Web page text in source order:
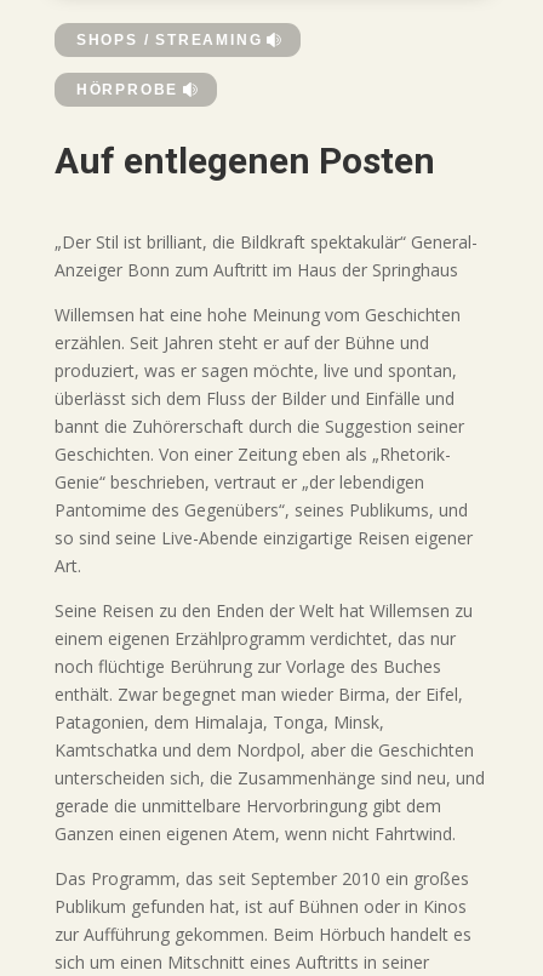
SHOPS / STREAMING
HÖRPROBE
Auf entlegenen Posten
„Der Stil ist brilliant, die Bildkraft spektakulär“ General-
Anzeiger Bonn zum Auftritt im Haus der Springhaus
Willemsen hat eine hohe Meinung vom Geschichten
erzählen. Seit Jahren steht er auf der Bühne und
produziert, was er sagen möchte, live und spontan,
überlässt sich dem Fluss der Bilder und Einfälle und
bannt die Zuhörerschaft durch die Suggestion seiner
Geschichten. Von einer Zeitung eben als „Rhetorik-
Genie“ beschrieben, vertraut er „der lebendigen
Pantomime des Gegenübers“, seines Publikums, und
so sind seine Live-Abende einzigartige Reisen eigener
Art.
Seine Reisen zu den Enden der Welt hat Willemsen zu
einem eigenen Erzählprogramm verdichtet, das nur
noch flüchtige Berührung zur Vorlage des Buches
enthält. Zwar begegnet man wieder Birma, der Eifel,
Patagonien, dem Himalaja, Tonga, Minsk,
Kamtschatka und dem Nordpol, aber die Geschichten
unterscheiden sich, die Zusammenhänge sind neu, und
gerade die unmittelbare Hervorbringung gibt dem
Ganzen einen eigenen Atem, wenn nicht Fahrtwind.
Das Programm, das seit September 2010 ein großes
Publikum gefunden hat, ist auf Bühnen oder in Kinos
zur Aufführung gekommen. Beim Hörbuch handelt es
sich um einen Mitschnitt eines Auftritts in seiner